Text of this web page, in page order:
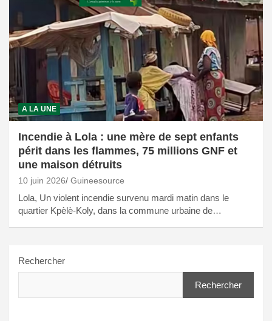
A LA UNE
Incendie à Lola : une mère de sept enfants
périt dans les flammes, 75 millions GNF et
une maison détruits
10 juin 2026 Guineesource
Lola, Un violent incendie survenu mardi matin dans le
quartier Kpèlè-Koly, dans la commune urbaine de…
Rechercher
Rechercher